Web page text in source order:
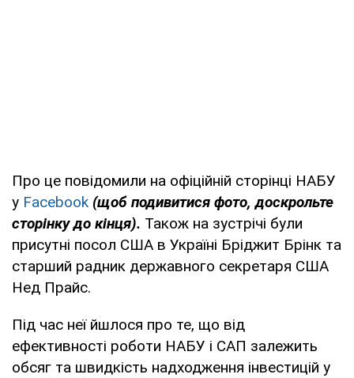
Про це повідомили на офіційній сторінці НАБУ
у Facebook (щоб подивитися фото, доскрольте
сторінку до кінця). Також на зустрічі були
присутні посол США в Україні Бріджит Брінк та
старший радник державного секретаря США
Нед Прайс.
Під час неї йшлося про те, що від
ефективності роботи НАБУ і САП залежить
обсяг та швидкість надходження інвестицій у